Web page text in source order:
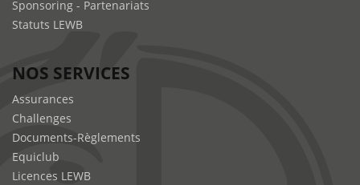
Sponsoring - Partenariats
Statuts LEWB
NOS SERVICES
Assurances
Challenges
Documents-Règlements
Equiclub
Licences LEWB